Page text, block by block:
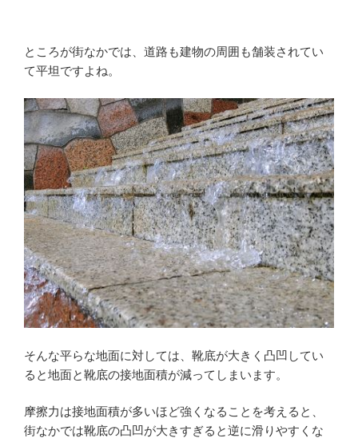
ところが街なかでは、道路も建物の周囲も舗装されてい
て平坦ですよね。
そんな平らな地面に対しては、靴底が大きく凸凹してい
ると地面と靴底の接地面積が減ってしまいます。
摩擦力は接地面積が多いほど強くなることを考えると、
街なかでは靴底の凸凹が大きすぎると逆に滑りやすくな